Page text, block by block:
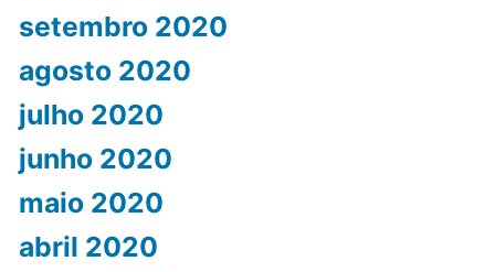
setembro 2020
agosto 2020
julho 2020
junho 2020
maio 2020
abril 2020